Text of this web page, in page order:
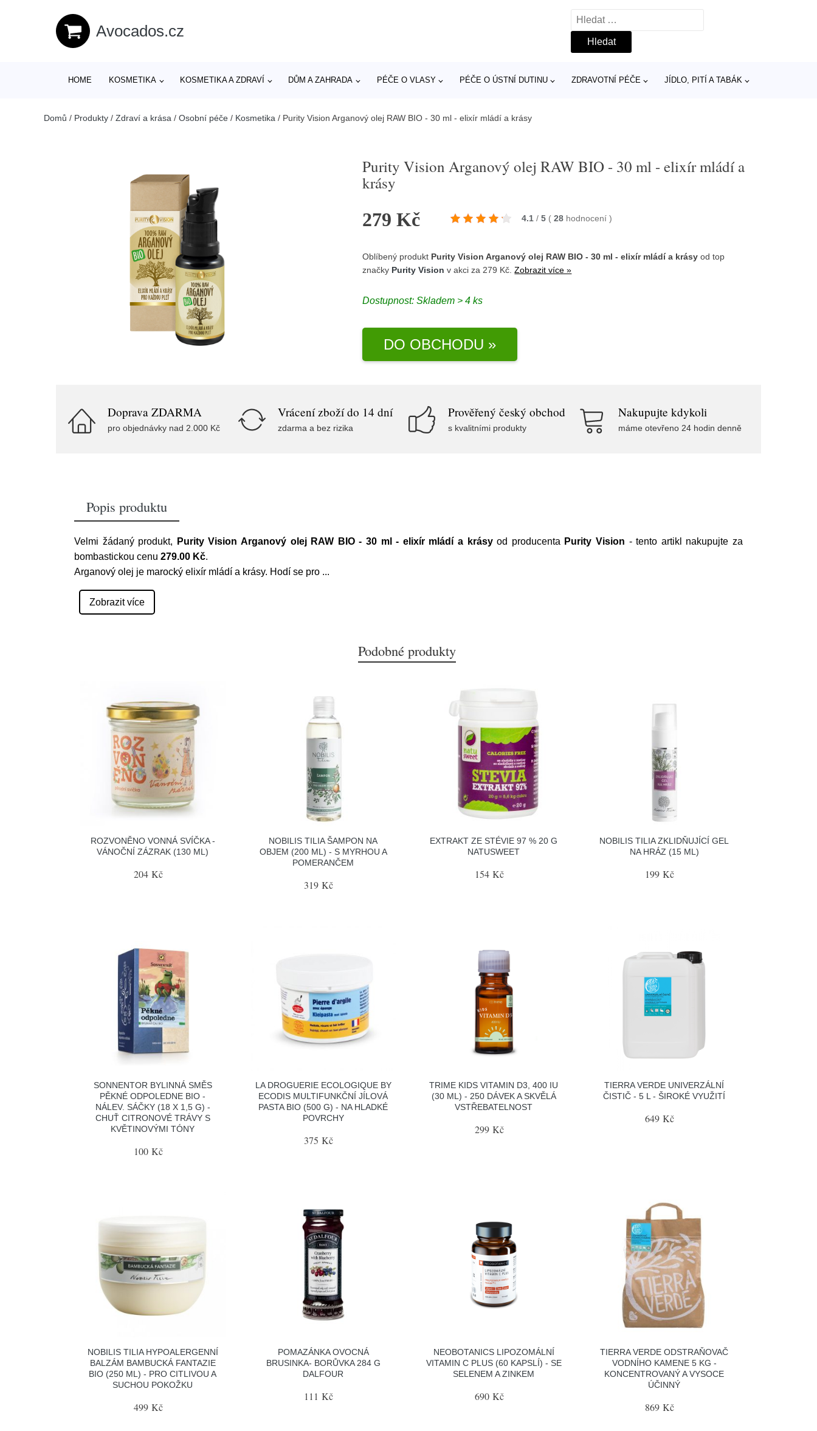
Avocados.cz
Vyhledávání
HOME KOSMETIKA KOSMETIKA A ZDRAVÍ DŮM A ZAHRADA PÉČE O VLASY PÉČE O ÚSTNÍ DUTINU ZDRAVOTNÍ PÉČE JÍDLO, PITÍ A TABÁK
Domů / Produkty / Zdraví a krása / Osobní péče / Kosmetika / Purity Vision Arganový olej RAW BIO - 30 ml - elixír mládí a krásy
Purity Vision Arganový olej RAW BIO - 30 ml - elixír mládí a
krásy
279 Kč 4.1 / 5 ( 28 hodnocení)
Oblíbený produkt Purity Vision Arganový olej RAW BIO - 30 ml - elixír mládí a krásy od top
značky Purity Vision v akci za 279 Kč.Zobrazit více »
Dostupnost:Skladem > 4 ks
DO OBCHODU »
Doprava ZDARMA
pro objednávky nad 2.000 Kč
Vrácení zboží do 14 dní
zdarma a bez rizika
Prověřený český obchod
s kvalitními produkty
Nakupujte kdykoli
máme otevřeno 24 hodin denně
Popis produktu
Velmi žádaný produkt, Purity Vision Arganový olej RAW BIO - 30 ml - elixír mládí a krásyod producenta Purity Vision - tento artikl nakupujte za
bombastickou cenu 279.00 Kč.
Arganový olej je marocký elixír mládí a krásy. Hodí se pro ...
Zobrazit více
Podobné produkty
ROZVONĚNO VONNÁ SVÍČKA -
VÁNOČNÍ ZÁZRAK (130 ML)
204 Kč
NOBILIS TILIA ŠAMPON NA
OBJEM (200 ML) - S MYRHOU A
POMERANČEM
319 Kč
EXTRAKT ZE STÉVIE 97 % 20 G
NATUSWEET
154 Kč
NOBILIS TILIA ZKLIDŇUJÍCÍ GEL
NA HRÁZ (15 ML)
199 Kč
SONNENTOR BYLINNÁ SMĚS
PĚKNÉ ODPOLEDNE BIO -
NÁLEV. SÁČKY (18 X 1,5 G) -
CHUŤ CITRONOVÉ TRÁVY S
KVĚTINOVÝMI TÓNY
100 Kč
LA DROGUERIE ECOLOGIQUE BY
ECODIS MULTIFUNKČNÍ JÍLOVÁ
PASTA BIO (500 G) - NA HLADKÉ
POVRCHY
375 Kč
TRIME KIDS VITAMIN D3, 400 IU
(30 ML) - 250 DÁVEK A SKVĚLÁ
VSTŘEBATELNOST
299 Kč
TIERRA VERDE UNIVERZÁLNÍ
ČISTIČ - 5 L - ŠIROKÉ VYUŽITÍ
649 Kč
NOBILIS TILIA HYPOALERGENNÍ
BALZÁM BAMBUCKÁ FANTAZIE
BIO (250 ML) - PRO CITLIVOU A
SUCHOU POKOŽKU
499 Kč
POMAZÁNKA OVOCNÁ
BRUSINKA- BORŮVKA 284 G
DALFOUR
111 Kč
NEOBOTANICS LIPOZOMÁLNÍ
VITAMIN C PLUS (60 KAPSLÍ) - SE
SELENEM A ZINKEM
690 Kč
TIERRA VERDE ODSTRAŇOVAČ
VODNÍHO KAMENE 5 KG -
KONCENTROVANÝ A VYSOCE
ÚČINNÝ
869 Kč